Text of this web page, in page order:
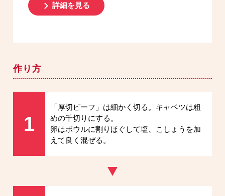
詳細を見る
作り方
1
「厚切ビーフ」は細かく切る。キャベツは粗
めの千切りにする。
卵はボウルに割りほぐして塩、こしょうを加
えて良く混ぜる。